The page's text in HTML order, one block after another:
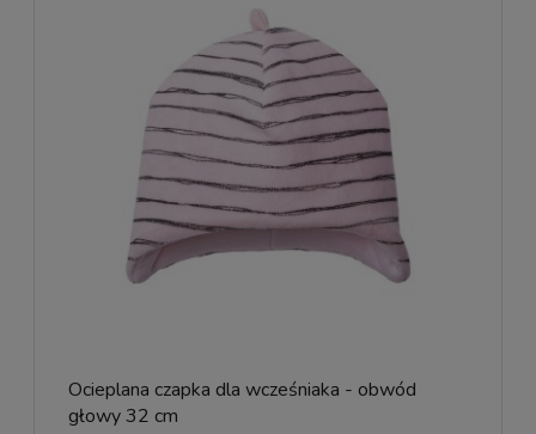
Ocieplana czapka dla wcześniaka - obwód
głowy 32 cm